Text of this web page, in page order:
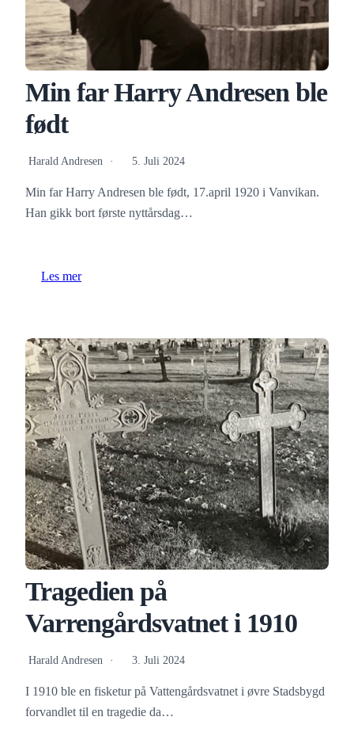
Min far Harry Andresen ble
født
Harald Andresen 5. Juli 2024
Min far Harry Andresen ble født, 17.april 1920 i Vanvikan.
Han gikk bort første nyttårsdag…
Les mer
Tragedien på
Varrengårdsvatnet i 1910
Harald Andresen 3. Juli 2024
I 1910 ble en fisketur på Vattengårdsvatnet i øvre Stadsbygd
forvandlet til en tragedie da…